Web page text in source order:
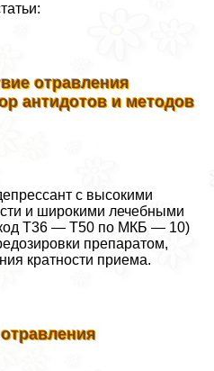
отравления
антидотов и методов
с высокими
и широкими лечебными
Т36 — Т50 по МКБ — 10)
препаратом,
кратности приема.